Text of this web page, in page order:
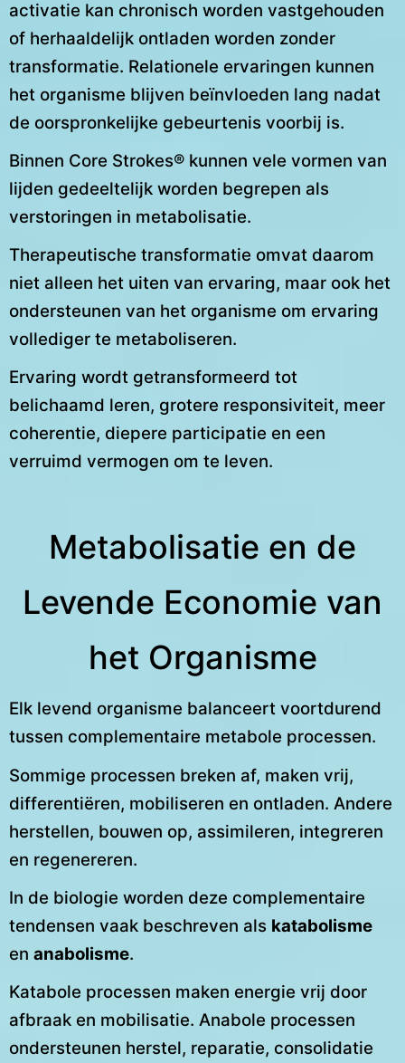
activatie kan chronisch worden vastgehouden
of herhaaldelijk ontladen worden zonder
transformatie. Relationele ervaringen kunnen
het organisme blijven beïnvloeden lang nadat
de oorspronkelijke gebeurtenis voorbij is.
Binnen Core Strokes® kunnen vele vormen van
lijden gedeeltelijk worden begrepen als
verstoringen in metabolisatie.
Therapeutische transformatie omvat daarom
niet alleen het uiten van ervaring, maar ook het
ondersteunen van het organisme om ervaring
vollediger te metaboliseren.
Ervaring wordt getransformeerd tot
belichaamd leren, grotere responsiviteit, meer
coherentie, diepere participatie en een
verruimd vermogen om te leven.
Metabolisatie en de
Levende Economie van
het Organisme
Elk levend organisme balanceert voortdurend
tussen complementaire metabole processen.
Sommige processen breken af, maken vrij,
differentiëren, mobiliseren en ontladen. Andere
herstellen, bouwen op, assimileren, integreren
en regenereren.
In de biologie worden deze complementaire
tendensen vaak beschreven als katabolisme
en anabolisme.
Katabole processen maken energie vrij door
afbraak en mobilisatie. Anabole processen
ondersteunen herstel, reparatie, consolidatie